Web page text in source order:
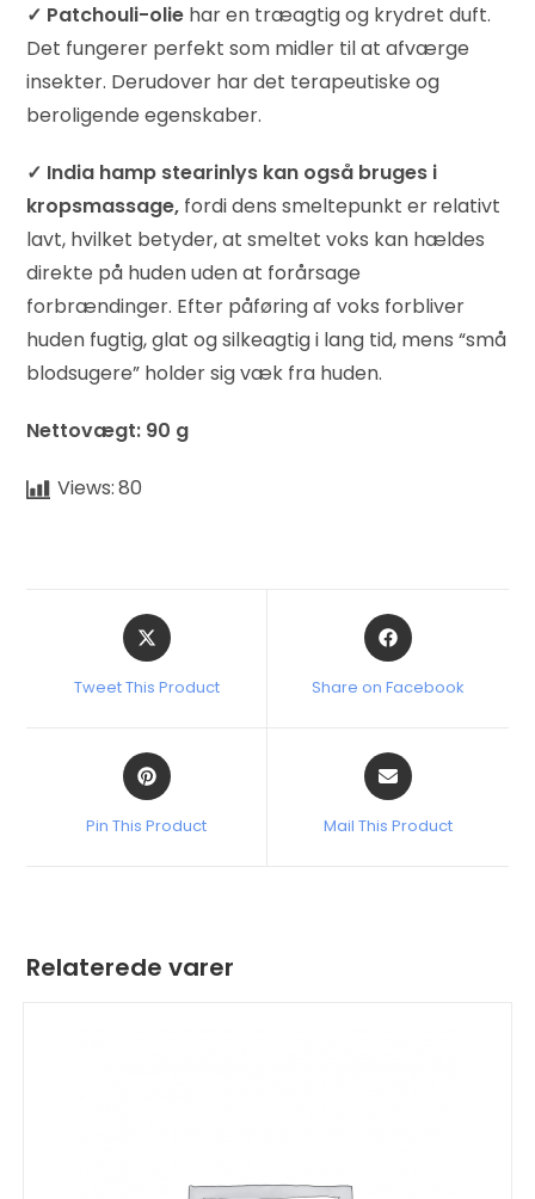
✓ Patchouli-olie har en træagtig og krydret duft.
Det fungerer perfekt som midler til at afværge
insekter. Derudover har det terapeutiske og
beroligende egenskaber.
✓ India hamp stearinlys kan også bruges i
kropsmassage, fordi dens smeltepunkt er relativt
lavt, hvilket betyder, at smeltet voks kan hældes
direkte på huden uden at forårsage
forbrændinger. Efter påføring af voks forbliver
huden fugtig, glat og silkeagtig i lang tid, mens “små
blodsugere” holder sig væk fra huden.
Nettovægt: 90 g
Views:80
Tweet This Product Share on Facebook
Pin This Product Mail This Product
Relaterede varer